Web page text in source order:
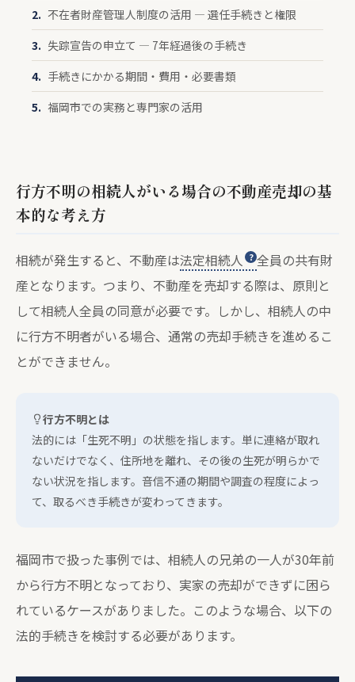
不在者財産管理人制度の活用 — 選任手続きと権限
失踪宣告の申立て — 7年経過後の手続き
手続きにかかる期間・費用・必要書類
福岡市での実務と専門家の活用
行方不明の相続人がいる場合の不動産売却の基
本的な考え方
相続が発生すると、不動産は法定相続人
全員の共有財
産となります。つまり、不動産を売却する際は、原則と
して相続人全員の同意が必要です。しかし、相続人の中
に行方不明者がいる場合、通常の売却手続きを進めるこ
とができません。
行方不明とは
法的には「生死不明」の状態を指します。単に連絡が取れ
ないだけでなく、住所地を離れ、その後の生死が明らかで
ない状況を指します。音信不通の期間や調査の程度によっ
て、取るべき手続きが変わってきます。
福岡市で扱った事例では、相続人の兄弟の一人が30年前
から行方不明となっており、実家の売却ができずに困ら
れているケースがありました。このような場合、以下の
法的手続きを検討する必要があります。